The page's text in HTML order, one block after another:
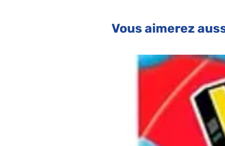
Vous aimerez